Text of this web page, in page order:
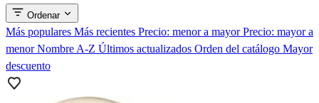
Ordenar
Más populares Más recientes Precio: menor a mayorPrecio: mayor a
menorNombre A-Z Últimos actualizados Orden del catálogo Mayor
descuento